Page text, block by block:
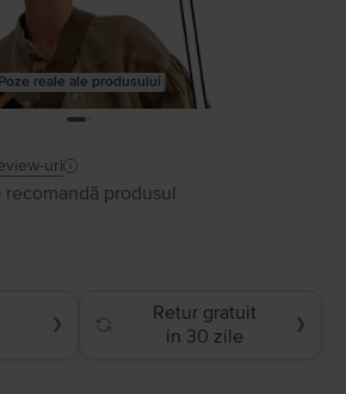
Poze reale ale produsului
uri
produsul
❯
Retur gratuit
in 30 zile
❯